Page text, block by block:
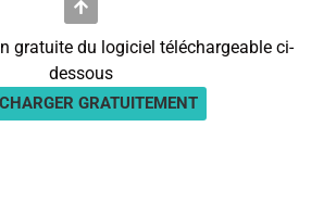
gratuite du logiciel téléchargeable ci-
dessous
GRATUITEMENT